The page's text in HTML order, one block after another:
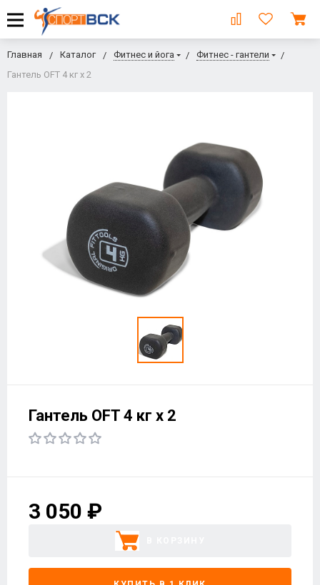
Главная Каталог Фитнес и йога
Фитнес - гантели
Гантель OFT 4 кг х 2
Гантель OFT 4 кг х 2
3 050 ₽